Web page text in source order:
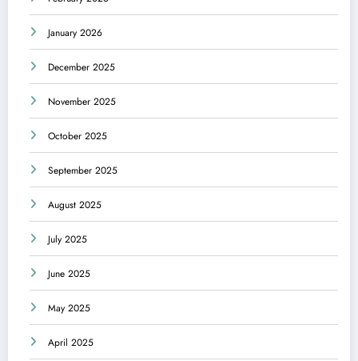
January 2026
December 2025
November 2025
October 2025
September 2025
August 2025
July 2025
June 2025
May 2025
April 2025